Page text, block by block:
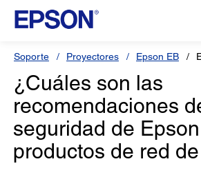
Soporte Proyectores Epson EB
¿Cuáles son las
recomendaciones
seguridad de
productos de red